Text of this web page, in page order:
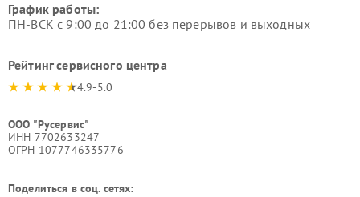
График работы:
ПН-ВСК с 9:00 до 21:00 без перерывов и выходных
Рейтинг сервисного центра
4.9-5.0
ООО "Русервис"
ИНН 7702633247
ОГРН 1077746335776
Поделиться в соц. сетях: